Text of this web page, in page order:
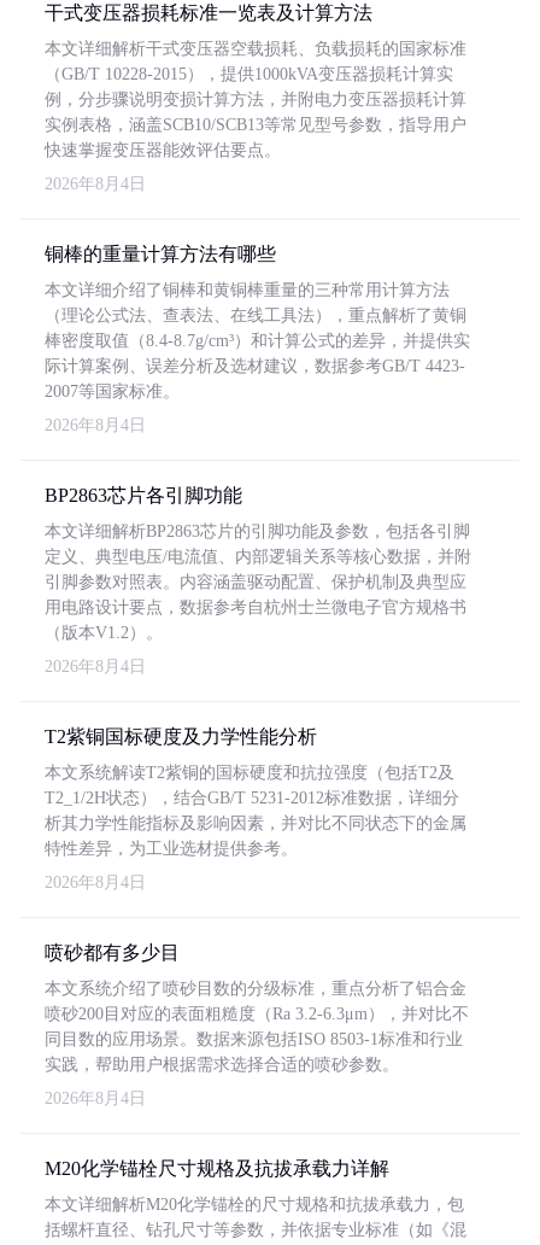
干式变压器损耗标准一览表及计算方法
本文详细解析干式变压器空载损耗、负载损耗的国家标准
（GB/T 10228-2015），提供1000kVA变压器损耗计算实
例，分步骤说明变损计算方法，并附电力变压器损耗计算
实例表格，涵盖SCB10/SCB13等常见型号参数，指导用户
快速掌握变压器能效评估要点。
2026年8月4日
铜棒的重量计算方法有哪些
本文详细介绍了铜棒和黄铜棒重量的三种常用计算方法
（理论公式法、查表法、在线工具法），重点解析了黄铜
棒密度取值（8.4-8.7g/cm³）和计算公式的差异，并提供实
际计算案例、误差分析及选材建议，数据参考GB/T 4423-
2007等国家标准。
2026年8月4日
BP2863芯片各引脚功能
本文详细解析BP2863芯片的引脚功能及参数，包括各引脚
定义、典型电压/电流值、内部逻辑关系等核心数据，并附
引脚参数对照表。内容涵盖驱动配置、保护机制及典型应
用电路设计要点，数据参考自杭州士兰微电子官方规格书
（版本V1.2）。
2026年8月4日
T2紫铜国标硬度及力学性能分析
本文系统解读T2紫铜的国标硬度和抗拉强度（包括T2及
T2_1/2H状态），结合GB/T 5231-2012标准数据，详细分
析其力学性能指标及影响因素，并对比不同状态下的金属
特性差异，为工业选材提供参考。
2026年8月4日
喷砂都有多少目
本文系统介绍了喷砂目数的分级标准，重点分析了铝合金
喷砂200目对应的表面粗糙度（Ra 3.2-6.3μm），并对比不
同目数的应用场景。数据来源包括ISO 8503-1标准和行业
实践，帮助用户根据需求选择合适的喷砂参数。
2026年8月4日
M20化学锚栓尺寸规格及抗拔承载力详解
本文详细解析M20化学锚栓的尺寸规格和抗拔承载力，包
括螺杆直径、钻孔尺寸等参数，并依据专业标准（如《混